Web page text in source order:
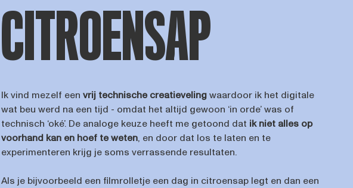
CITROENSAP
Ik vind mezelf een vrij technische creatievelingwaardoor ik het digitale
wat beu werd na een tijd - omdat het altijd gewoon ‘in orde’ was of
technisch ‘oké’. De analoge keuze heeft me getoond dat ik niet alles op
voorhand kan en hoef te weten, en door dat los te laten en te
experimenteren krijg je soms verrassende resultaten.
Als je bijvoorbeeld een filmrolletje een dag in citroensap legt en dan een